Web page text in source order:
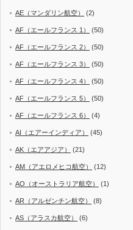
AE（マンダリン航空） (2)
AF（エールフランス 1） (50)
AF（エールフランス 2） (50)
AF（エールフランス 3） (50)
AF（エールフランス 4） (50)
AF（エールフランス 5） (50)
AF（エールフランス 6） (4)
AI（エアーインディア） (45)
AK（エアアジア） (21)
AM（アエロメヒコ航空） (12)
AO（オーストラリア航空） (1)
AR（アルゼンチン航空） (8)
AS（アラスカ航空） (6)